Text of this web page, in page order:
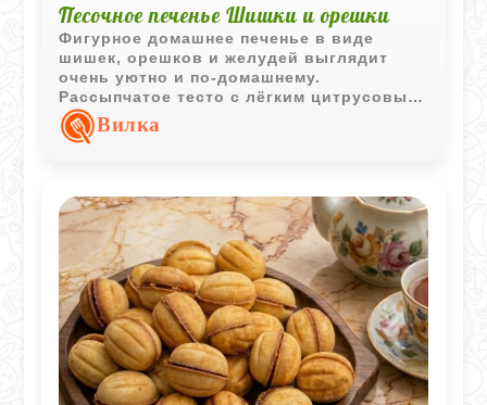
Песочное печенье Шишки и орешки
Фигурное домашнее печенье в виде
шишек, орешков и желудей выглядит
очень уютно и по-домашнему.
Рассыпчатое тесто с лёгким цитрусовым
ароматом отлично сочетается с любой
сладкой начинкой - от джема до крема и
Вилка